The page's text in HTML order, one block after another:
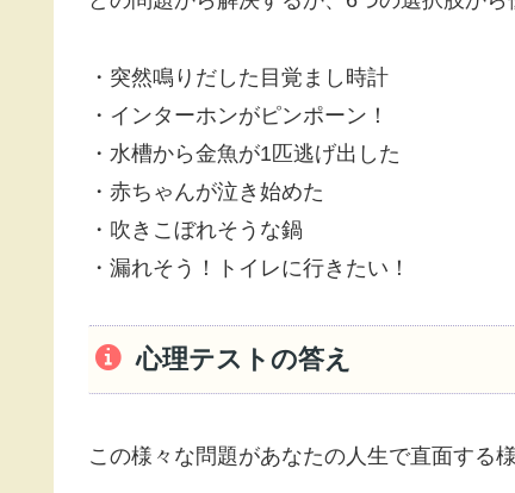
・突然鳴りだした目覚まし時計
・インターホンがピンポーン！
・水槽から金魚が1匹逃げ出した
・赤ちゃんが泣き始めた
・吹きこぼれそうな鍋
・漏れそう！トイレに行きたい！
心理テストの答え
この様々な問題があなたの人生で直面する